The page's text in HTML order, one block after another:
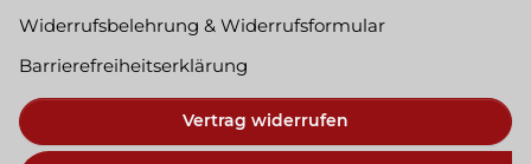
Widerrufsbelehrung & Widerrufsformular
Barrierefreiheitserklärung
Vertrag widerrufen